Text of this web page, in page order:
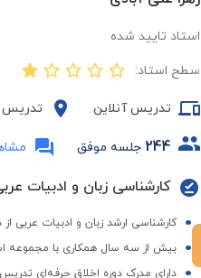
استاد تایید شده
سطح استاد:
تدریس آنلاین
244 جلسه موفق مشاهده
کارشناسی زبان و ادبیات
کارشناسی ارشد زبان و ادبیات عربی از
بیش از سه سال همکاری با مجموعه
دارای مدرک دوره اخلاق حرفه‌ای